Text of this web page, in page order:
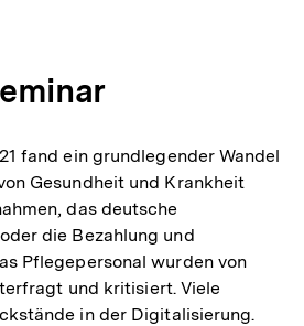
fand ein grundlegender Wandel
Gesundheit und Krankheit
das deutsche
die Bezahlung und
Pflegepersonal wurden von
und kritisiert. Viele
in der Digitalisierung.